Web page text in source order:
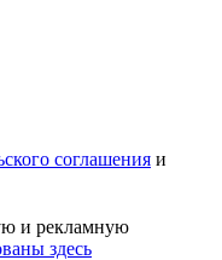
соглашения и
и рекламную
здесь